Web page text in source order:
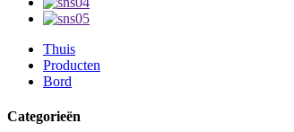
Thuis
Producten
Bord
Categorieën